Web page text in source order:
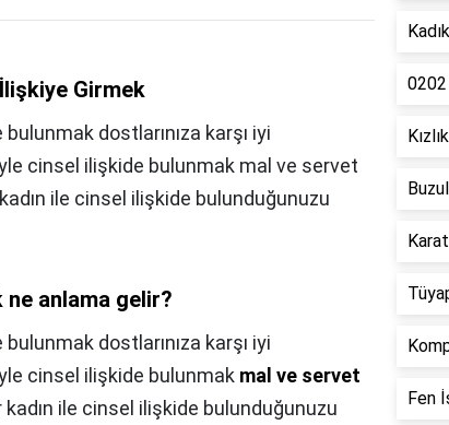
İlişkiye Girmek
dostlarınıza karşı iyi
cinsel ilişkide bulunmak mal ve servet
ile cinsel ilişkide bulunduğunuzu
ne anlama gelir?
dostlarınıza karşı iyi
cinsel ilişkide bulunmak mal ve servet
kadın ile cinsel ilişkide bulunduğunuzu
0202
Fen